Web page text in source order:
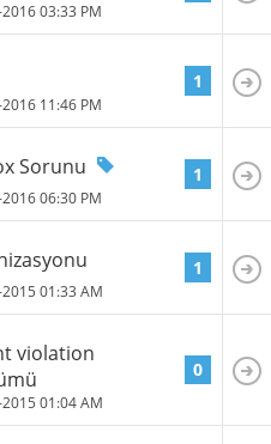
03:33 PM
11:46 PM
1
Sorunu
06:30 PM
1
01:33 AM
1
violation
01:04 AM
0